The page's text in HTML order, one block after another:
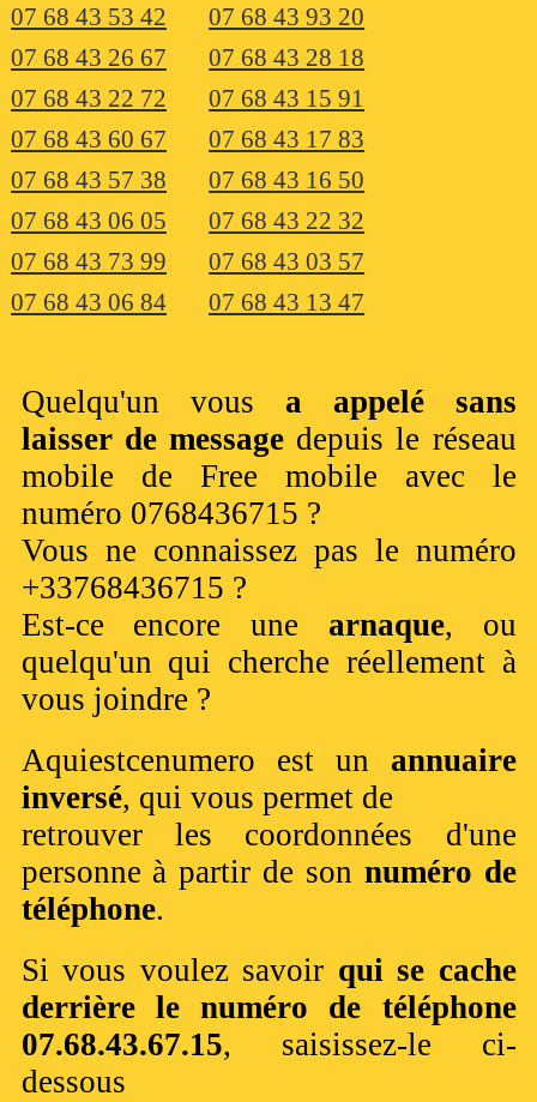
07 68 43 53 42
07 68 43 93 20
07 68 43 26 67
07 68 43 28 18
07 68 43 22 72
07 68 43 15 91
07 68 43 60 67
07 68 43 17 83
07 68 43 57 38
07 68 43 16 50
07 68 43 06 05
07 68 43 22 32
07 68 43 73 99
07 68 43 03 57
07 68 43 06 84
07 68 43 13 47
Quelqu'un vous a appelé sans
laisser de messagedepuis le réseau
mobile de Free mobile avec le
numéro 0768436715 ?
Vous ne connaissez pas le numéro
+33768436715 ?
Est-ce encore une arnaque, ou
quelqu'un qui cherche réellement à
vous joindre ?
Aquiestcenumero est un annuaire
inversé, qui vous permet de
retrouver les coordonnées d'une
personne à partir de son numéro de
téléphone.
Si vous voulez savoir qui se cache
derrière le numéro de téléphone
07.68.43.67.15, saisissez-le ci-
dessous